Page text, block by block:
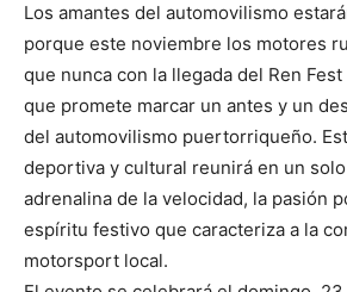
Los amantes del automovilismo
porque este noviembre los motores
que nunca con la llegada del Ren
que promete marcar un antes y un
del automovilismo puertorriqueño.
deportiva y cultural reunirá en un
adrenalina de la velocidad, la pasión
espíritu festivo que caracteriza a la
motorsport local.